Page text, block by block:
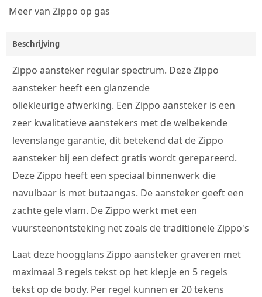
Meer van Zippo op gas
Beschrijving
Zippo aansteker regular spectrum. Deze Zippo
aansteker heeft een glanzende
oliekleurige afwerking. Een Zippo aansteker is een
zeer kwalitatieve aanstekers met de welbekende
levenslange garantie, dit betekend dat de Zippo
aansteker bij een defect gratis wordt gerepareerd.
Deze Zippo heeft een speciaal binnenwerk die
navulbaar is met butaangas. De aansteker geeft een
zachte gele vlam. De Zippo werkt met een
vuursteenontsteking net zoals de traditionele Zippo's
Laat deze hoogglans Zippo aansteker graveren met
maximaal 3 regels tekst op het klepje en 5 regels
tekst op de body. Per regel kunnen er 20 tekens